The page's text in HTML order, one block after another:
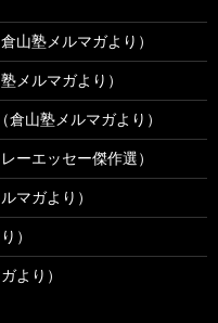
山塾メルマガより）
メルマガより）
山塾メルマガより）
ーエッセー傑作選）
マガより）
）
より）